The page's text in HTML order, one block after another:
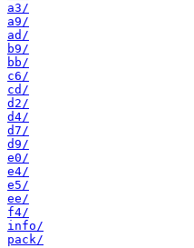
a3/
a9/
ad/
b9/
bb/
c6/
cd/
d2/
d4/
d7/
d9/
e0/
e4/
e5/
ee/
f4/
info/
pack/